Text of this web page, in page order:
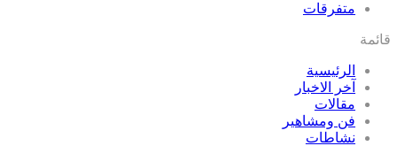
متفرقات
قائمة
الرئيسية
آخر الاخبار
مقالات
فن ومشاهير
نشاطات